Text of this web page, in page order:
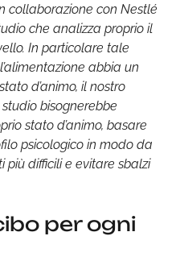
collaborazione con Nestlé
che analizza proprio il
In particolare tale
abbia un
d’animo, il nostro
bisognerebbe
stato d’animo, basare
psicologico in modo da
difficili e evitare sbalzi
per ogni